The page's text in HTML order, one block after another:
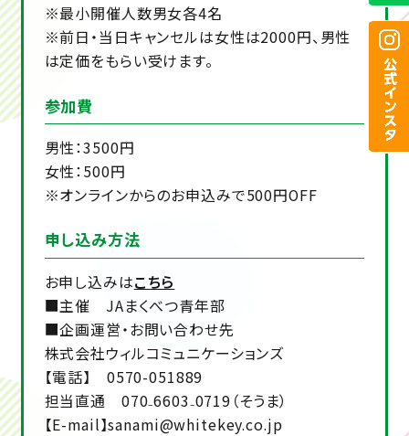
※最小開催人数男女各4名
※前日・当日キャンセルは女性は2000円、男性
は定価をもらい受けます。
参加費
男性：3500円
女性：500円
※オンラインからのお申込みで500円OFF
申し込み方法
お申し込みはこちら
■主催 JAまくべつ青年部
■企画運営・お問い合わせ先
株式会社ウィルコミュニケーションズ
【電話】 0570-051889
担当直通 070₋6603₋0719（そうま）
【E-mail】sanami@whitekey.co.jp